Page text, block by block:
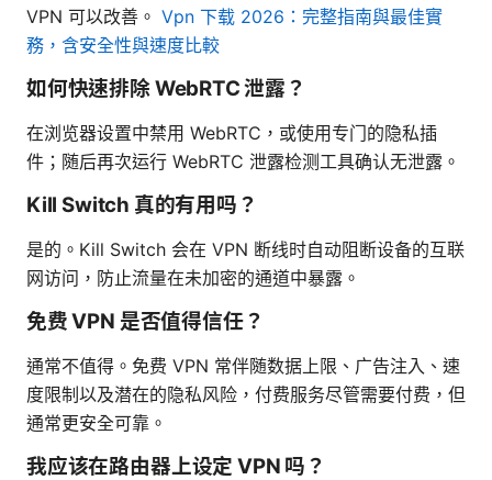
VPN 可以改善。 Vpn 下载 2026：完整指南與最佳實
務，含安全性與速度比較
如何快速排除 WebRTC 泄露？
在浏览器设置中禁用 WebRTC，或使用专门的隐私插
件；随后再次运行 WebRTC 泄露检测工具确认无泄露。
Kill Switch 真的有用吗？
是的。Kill Switch 会在 VPN 断线时自动阻断设备的互联
网访问，防止流量在未加密的通道中暴露。
免费 VPN 是否值得信任？
通常不值得。免费 VPN 常伴随数据上限、广告注入、速
度限制以及潜在的隐私风险，付费服务尽管需要付费，但
通常更安全可靠。
我应该在路由器上设定 VPN 吗？